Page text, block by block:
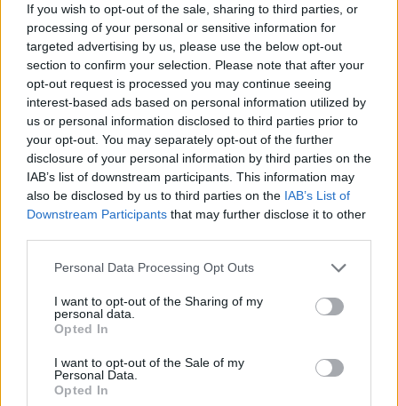
If you wish to opt-out of the sale, sharing to third parties, or
processing of your personal or sensitive information for
targeted advertising by us, please use the below opt-out
section to confirm your selection. Please note that after your
opt-out request is processed you may continue seeing
interest-based ads based on personal information utilized by
us or personal information disclosed to third parties prior to
your opt-out. You may separately opt-out of the further
disclosure of your personal information by third parties on the
IAB’s list of downstream participants. This information may
also be disclosed by us to third parties on the IAB’s List of
Downstream Participants that may further disclose it to other
Personal Data Processing Opt Outs
I want to opt-out of the Sharing of my
personal data.
Opted In
I want to opt-out of the Sale of my
Personal Data.
Opted In
Στον Καναδά, ο υπουργός Υγείας της Βρετανικής
Κολομβίας ανακοίνωσε πως καταγράφηκε το
πρώτο «σχεδόν επιβεβαιωμένο» κρούσμα στα
εδάφη της. Ο κοροναϊός ανιχνεύθηκε σε άνδρα ο
οποίος είχε ταξιδεύσει στην πόλη Wuhan και
επέστρεψε στο Βανκούβερ την περασμένη
εβδομάδα.
Το Wuhan είναι η πρωτεύουσα της επαρχίας
Hubei της Κίνας και επίκεντρο της μεγάλης
επιδημίας του κοροναϊού.
Ο άνδρας, που έχει ηλικία 40-49 ετών, εκδήλωσε
συμπτώματα από το αναπνευστικό και βρίσκεται
σε καραντίνα στο σπίτι του. Βγήκε θετικός στον
αναμένουν επαλήθευση του αποτελέσματος για
να τον θεωρήσουν οριστικό κρούσμα.